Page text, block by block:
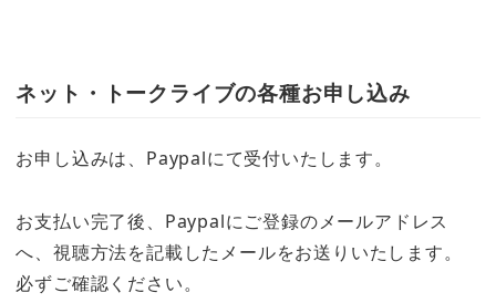
ネット・トークライブの各種お申し込み
お申し込みは、Paypalにて受付いたします。
お支払い完了後、Paypalにご登録のメールアドレス
へ、視聴方法を記載したメールをお送りいたします。
必ずご確認ください。